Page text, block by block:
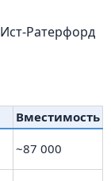
Ратерфорд
Вместимость
~87 000